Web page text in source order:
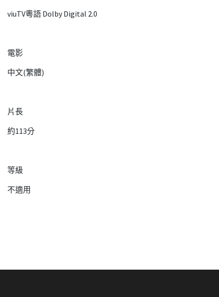
viuTV粵語 Dolby Digital 2.0
電影
中文(繁體)
片長
約113分
等級
不適用